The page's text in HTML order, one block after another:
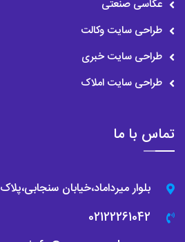
عکاسی صنعتی
طراحی سایت وکالت
طراحی سایت خبری
طراحی سایت املاک
تماس با ما
بلوار میرداماد،خیابان سنجابی،پلاک 5
02122261042